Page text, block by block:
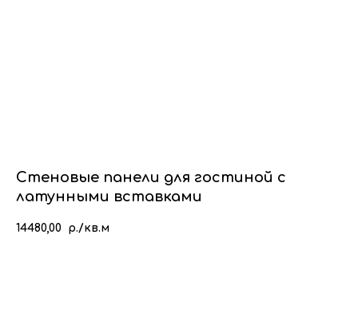
Стеновые панели для гостиной с
латунными вставками
14480,00 р./кв.м